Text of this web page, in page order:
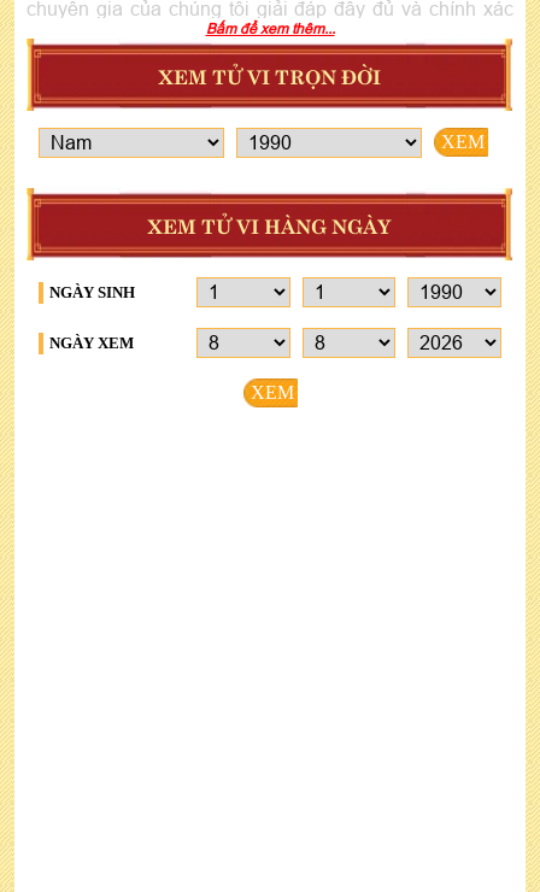
chuyên gia của chúng tôi giải đáp đầy đủ và chính xác
nhất.
I - XEM NGÀY TỐT XẤU LÀ GÌ?
1 - Xem giờ tốt ngày tốt là gì?
Có rất nhiều khái niệm, định nghĩa về giờ tốt ngày tốt,
ngày đẹp. Theo nghiên cứu của các chuyên gia thì:
ngày giờ tốt là ngày, giờ có năng lượng trường khí may
mắn, cát lợi, tạo nên sự hanh thông, thuận lợi, thành
công, viên mãn đối với công việc được tiến hành”.
Cuộc sống rất đa dạng, muôn vạn sắc màu nên công
việc nhân sự cũng vô cùng phong phú. Việc xem giờ tốt
trong ngày tốt được căn cứ vào mục tiêu, tính chất của
công việc dự định. Dựa vào yếu tố trên thì xem ngày giờ
Bấm để xem thêm...
XEM TỬ VI TRỌN ĐỜI
XEM
XEM TỬ VI HÀNG NGÀY
NGÀY SINH
NGÀY XEM
XEM